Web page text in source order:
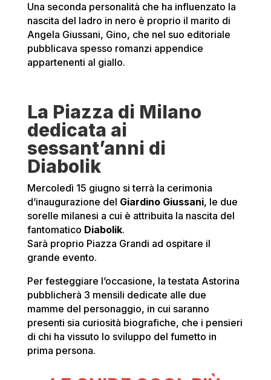
Una seconda personalità che ha influenzato la
nascita del ladro in nero è proprio il marito di
Angela Giussani, Gino, che nel suo editoriale
pubblicava spesso romanzi appendice
appartenenti al giallo.
La Piazza di Milano
dedicata ai
sessant’anni di
Diabolik
Mercoledì 15 giugno si terrà la cerimonia
d’inaugurazione del Giardino Giussani, le due
sorelle milanesi a cui è attribuita la nascita del
fantomatico Diabolik.
Sarà proprio Piazza Grandi ad ospitare il
grande evento.
Per festeggiare l’occasione, la testata Astorina
pubblicherà 3 mensili dedicate alle due
mamme del personaggio, in cui saranno
presenti sia curiosità biografiche, che i pensieri
di chi ha vissuto lo sviluppo del fumetto in
prima persona.